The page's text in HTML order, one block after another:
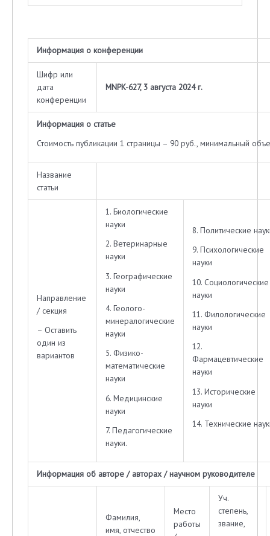
Информация о конференции
Шифр или
дата
конференции
MNPK-627, 3 августа 2024 г.
Информация о статье
Стоимость публикации 1 страницы – 90 руб., минимальный
Название
статьи
Направление
/ секция
– Оставить
один из
вариантов
1. Биологические
науки
2. Ветеринарные
науки
3. Географические
науки
4. Геолого-
минералогические
науки
5. Физико-
математические
науки
6. Медицинские
науки
7. Педагогические
науки.
8. Политические
9. Психологические
науки
10. Социологические
науки
11. Филологические
науки
12.
Фармацевтические
науки
13. Исторические
науки
14. Технические
Информация об авторе / авторах / научном руководителе
Фамилия,
имя, отчество
Место
работы
Уч.
степень,
звание,